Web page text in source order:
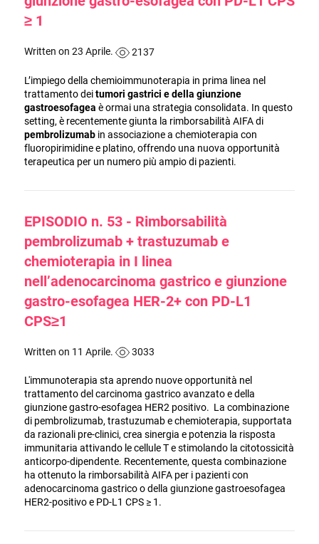
≥ 1
Written on 23 Aprile. 2137
L’impiego della chemioimmunoterapia in prima linea nel
trattamento deitumori gastrici e della giunzione
gastroesofagea è ormai una strategia consolidata. In questo
setting, è recentemente giunta la rimborsabilità AIFA di
pembrolizumab in associazione a chemioterapia con
fluoropirimidine e platino, offrendo una nuova opportunità
terapeutica per un numero più ampio di pazienti.
EPISODIO n. 53 - Rimborsabilità
pembrolizumab + trastuzumab e
chemioterapia in I linea
nell’adenocarcinoma gastrico e giunzione
gastro-esofagea HER-2+ con PD-L1
CPS≥1
Written on 11 Aprile. 3033
L'immunoterapia sta aprendo nuove opportunità nel
trattamento del carcinoma gastrico avanzato e della
giunzione gastro-esofagea HER2 positivo. La combinazione
di pembrolizumab, trastuzumab e chemioterapia, supportata
da razionali pre-clinici, crea sinergia e potenzia la risposta
immunitaria attivando le cellule T e stimolando la citotossicità
anticorpo-dipendente. Recentemente, questa combinazione
ha ottenuto la rimborsabilità AIFA per i pazienti con
adenocarcinoma gastrico o della giunzione gastroesofagea
HER2-positivo e PD-L1 CPS ≥ 1.